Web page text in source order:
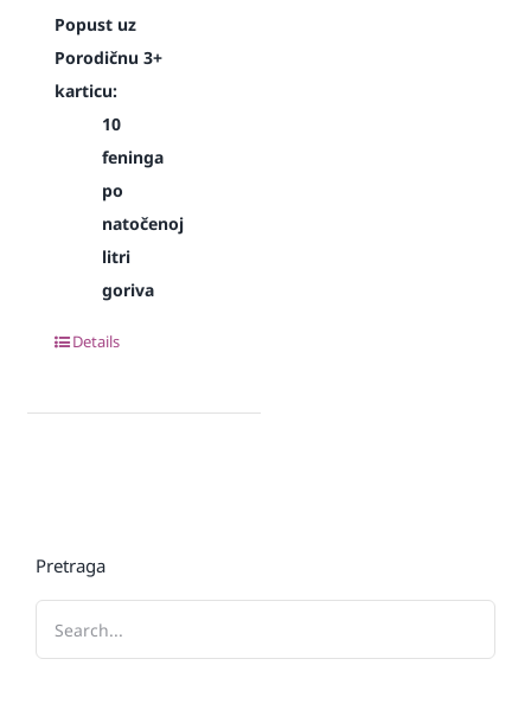
Popust uz
Porodičnu 3+
karticu:
10
feninga
po
natočenoj
litri
goriva
Details
Pretraga